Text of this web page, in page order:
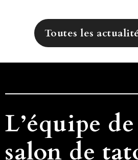
Toutes les
L’équipe
salon de